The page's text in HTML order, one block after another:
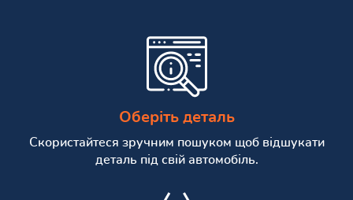
Оберіть деталь
Скористайтеся зручним пошуком щоб відшукати
деталь під свій автомобіль.